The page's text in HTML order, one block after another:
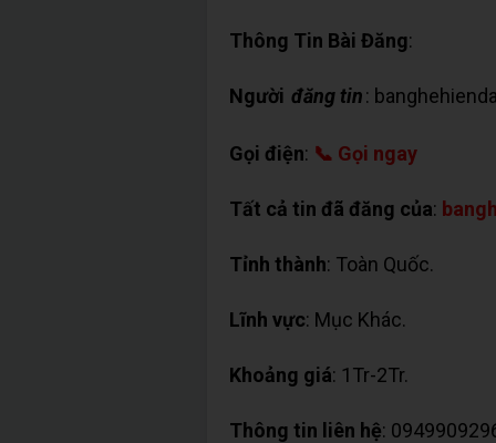
Thông Tin Bài Đăng:
Người đăng tin:
Gọi điện: 📞 Gọi ngay
Tất cả tin đã đăng của:
Tỉnh thành: Toàn Quốc.
Lĩnh vực: Mục Khác.
Khoảng giá: 1Tr-2Tr.
Thông tin liên hệ: